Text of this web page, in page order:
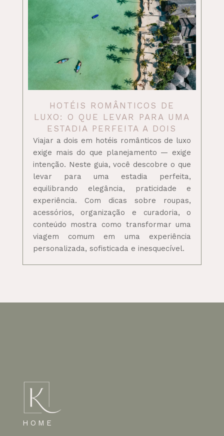
HOTÉIS ROMÂNTICOS DE
LUXO: O QUE LEVAR PARA UMA
ESTADIA PERFEITA A DOIS
Viajar a dois em hotéis românticos de luxo
exige mais do que planejamento — exige
intenção. Neste guia, você descobre o que
levar para uma estadia perfeita,
equilibrando elegância, praticidade e
experiência. Com dicas sobre roupas,
acessórios, organização e curadoria, o
conteúdo mostra como transformar uma
viagem comum em uma experiência
personalizada, sofisticada e inesquecível.
HOME